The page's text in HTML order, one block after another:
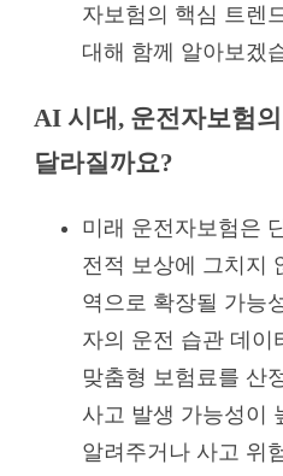
자보험의 핵심 트렌
대해 함께 알아보겠
AI 시대, 운전자보험
달라질까요?
미래 운전자보험은
전적 보상에 그치지
역으로 확장될 가능
자의 운전 습관 데이
맞춤형 보험료를 산
사고 발생 가능성이
알려주거나 사고 위